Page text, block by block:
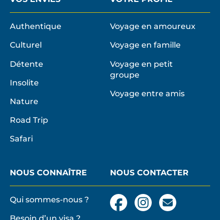
Authentique
Culturel
Détente
Insolite
Nature
Road Trip
Safari
Voyage en amoureux
Voyage en famille
Voyage en petit
groupe
Voyage entre amis
NOUS CONNAÎTRE
Qui sommes-nous ?
Besoin d’un visa ?
NOUS CONTACTER
FacebookInstagram
Nous
contacter